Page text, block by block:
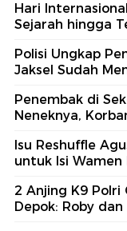
Hari
Sejarah hingga
Polisi Ungkap
Jaksel Sudah
Penembak di
Neneknya,
Isu Reshuffle
untuk Isi Wamen
2 Anjing K9 Polri
Depok: Roby dan